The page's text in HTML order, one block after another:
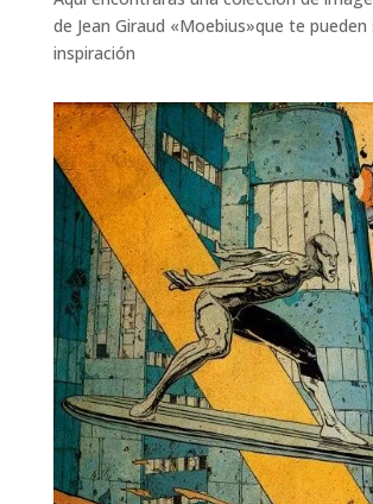
de Jean Giraud «Moebius»que te pueden
inspiración